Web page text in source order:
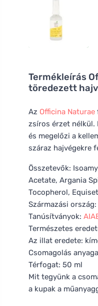
Termékleírás
töredezett
Az Officina Naturae
zsíros érzet nélkül.
és megelőzi a
száraz hajvégekre
Összetevők:
Acetate, Argania
Tocopherol,
Származási
Tanúsítványok:
Természetes
Az illat eredete:
Csomagolás
Térfogat: 50 ml
Mit tegyünk a
a kupak a